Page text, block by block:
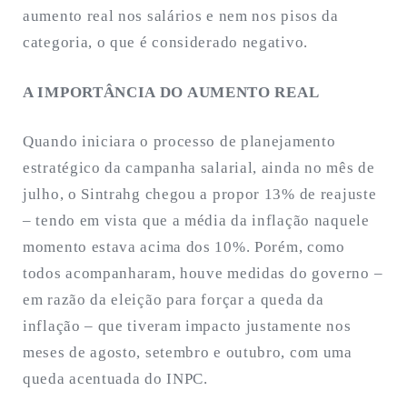
aumento real nos salários e nem nos pisos da
categoria, o que é considerado negativo.
A IMPORTÂNCIA DO AUMENTO REAL
Quando iniciara o processo de planejamento
estratégico da campanha salarial, ainda no mês de
julho, o Sintrahg chegou a propor 13% de reajuste
– tendo em vista que a média da inflação naquele
momento estava acima dos 10%. Porém, como
todos acompanharam, houve medidas do governo –
em razão da eleição para forçar a queda da
inflação – que tiveram impacto justamente nos
meses de agosto, setembro e outubro, com uma
queda acentuada do INPC.